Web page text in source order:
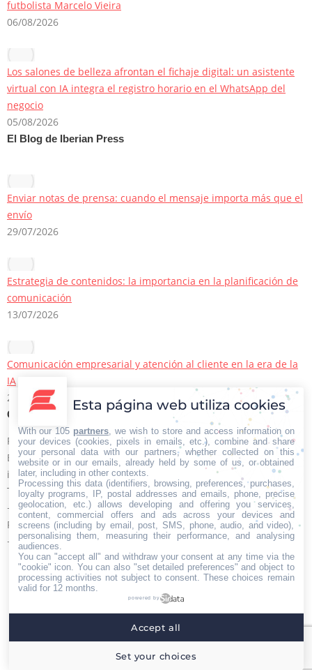
futbolista Marcelo Vieira
06/08/2026
Los salones de belleza afrontan el fichaje digital: un asistente
virtual con IA integra el registro horario en el WhatsApp del
negocio
05/08/2026
El Blog de Iberian Press
Enviar notas de prensa: cuando el mensaje importa más que el
envío
29/07/2026
Estrategia de contenidos: la importancia en la planificación de
comunicación
13/07/2026
Comunicación empresarial y atención al cliente en la era de la
IA
22/06/2026
Contacto Iberian Press
Principales vías de contacto:
E-mail:
info@iberianpress.es
Teléfono:
+34 911863556
Fax:
+34 911863556
Encuéntranos en:
Facebook
page
new
X
page
new
YouTube
page
new
Rss
page
new
Home Quiénes somos Servicios Contacto
con medios de comunicación.
Esta página web utiliza cookies
With our 105 partners , we wish to store and access information on
your devices (cookies, pixels in emails, etc.), combine and share
your personal data with our partners, whether collected on this
website or in our emails, already held by some of us, or obtained
later, including in other contexts.
Processing this data (identifiers, browsing, preferences, purchases,
loyalty programs, IP, postal addresses and emails, phone, precise
geolocation, etc.) allows developing and offering you services,
content, commercial offers and ads across your devices and
screens (including by email, post, SMS, phone, audio, and video),
personalising them, measuring their performance, and analysing
audiences.
You can "accept all" and withdraw your consent at any time via the
"cookie" icon . You can also "set detailed preferences" and object to
processing activities not subject to consent. These choices remain
valid for 12 months.
powered by
Set your choices
Accept all